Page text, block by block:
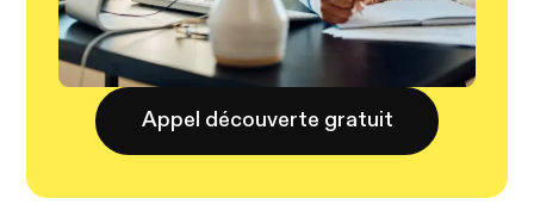
Appel découverte gratuit